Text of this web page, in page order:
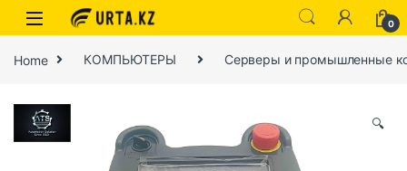
0
Home КОМПЬЮТЕРЫ Серверы и промышленные
🔍